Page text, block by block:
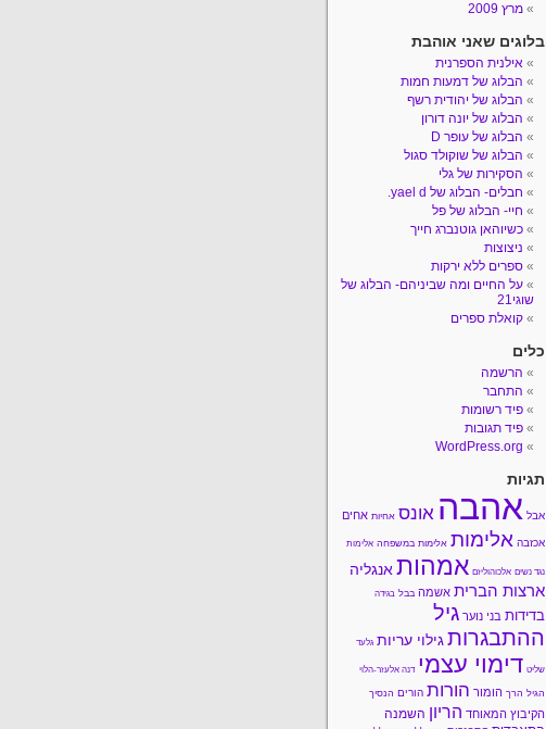
מרץ 2009
בלוגים שאני אוהבת
אילנית הספרנית
הבלוג של דמעות חמות
הבלוג של יהודית רשף
הבלוג של יונה דורון
הבלוג של עופר D
הבלוג של שוקולד סגול
הסקירות של גלי
חבלים- הבלוג של yael d.
חיי- הבלוג של פל
כשיוהאן גוטנברג חייך
ניצוצות
ספרים ללא ירקות
על החיים ומה שביניהם- הבלוג של
שוגי21
קואלת ספרים
כלים
הרשמה
התחבר
פיד רשומות
פיד תגובות
WordPress.org
תגיות
אבל אהבה אונס אחיות אחים
אכזבה אלימות אלימות במשפחה אלימות
נגד נשים אלכוהוליזם אמהותאנגליה
ארצות הברית אשמה בבל בגידה
בדידות בני נוער גיל
ההתבגרות גילוי עריות גלעד
שליט דימוי עצמי דנה אלעזר-הלוי
הגיל הרך הומור הורות הורים הנסיך
הקיבוץ המאוחד הריון השמנה